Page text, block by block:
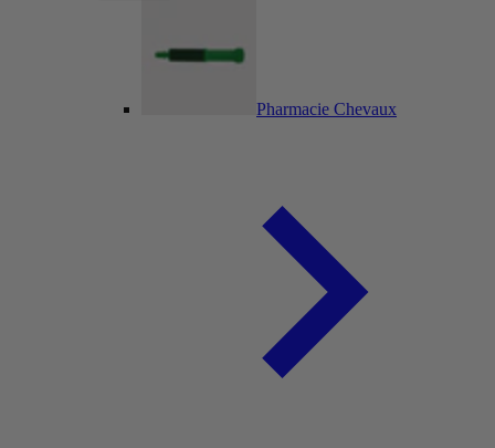
Pharmacie Chevaux